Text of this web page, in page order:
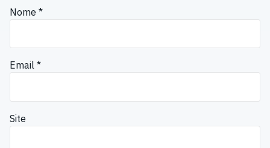
Nome *
Email *
Site